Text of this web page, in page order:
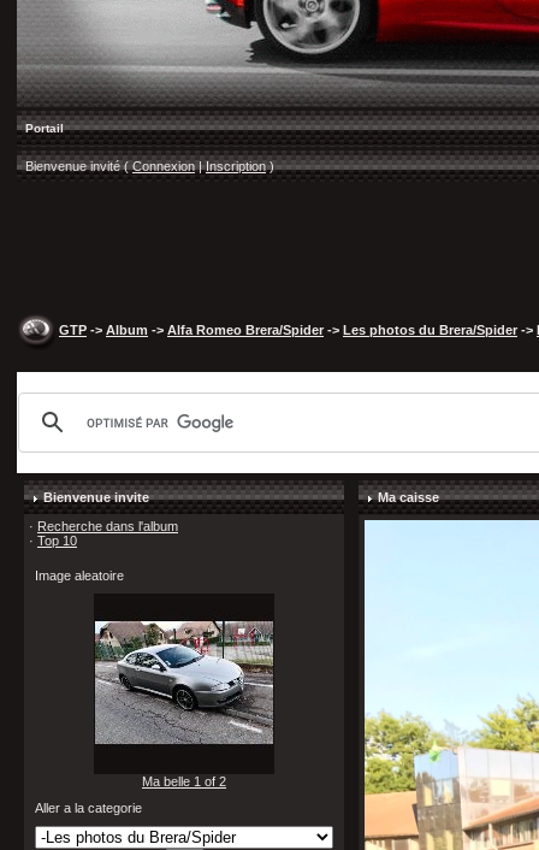
Portail
Bienvenue invité ( Connexion |Inscription)
GTP -> Album -> Alfa Romeo Brera/Spider -> Les photos du Brera/Spider ->
Bienvenue invite
· Recherche dans l'album
· Top 10
Image aleatoire
Ma belle 1 of 2
Aller a la categorie
Ma caisse